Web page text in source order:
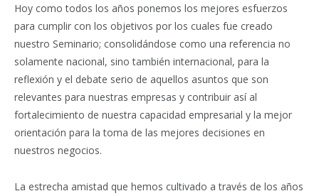
Hoy como todos los años ponemos los mejores esfuerzos
para cumplir con los objetivos por los cuales fue creado
nuestro Seminario; consolidándose como una referencia no
solamente nacional, sino también internacional, para la
reflexión y el debate serio de aquellos asuntos que son
relevantes para nuestras empresas y contribuir así al
fortalecimiento de nuestra capacidad empresarial y la mejor
orientación para la toma de las mejores decisiones en
nuestros negocios.
La estrecha amistad que hemos cultivado a través de los años